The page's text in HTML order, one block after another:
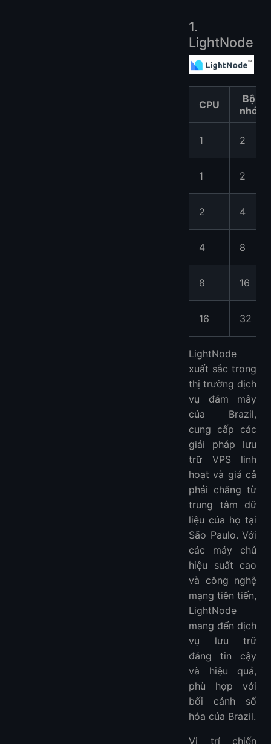
1.
LightNode
CPU
Bộ
nhớ
1 2
1 2
2 4
4 8
8 16
16 32
LightNode
xuất sắc trong
thị trường dịch
vụ đám mây
của Brazil,
cung cấp các
giải pháp lưu
trữ VPS linh
hoạt và giá cả
phải chăng từ
trung tâm dữ
liệu của họ tại
São Paulo. Với
các máy chủ
hiệu suất cao
và công nghệ
mạng tiên tiến,
LightNode
mang đến dịch
vụ lưu trữ
đáng tin cậy
và hiệu quả,
phù hợp với
bối cảnh số
hóa của Brazil.
Vị trí chiến